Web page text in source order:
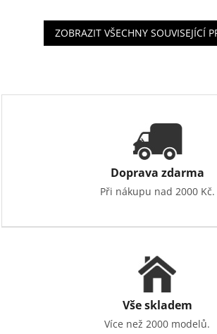
ZOBRAZIT VŠECHNY SOUVISEJÍCÍ
Doprava zdarma
Při nákupu nad 2000 Kč.
Vše skladem
Více než 2000 modelů.